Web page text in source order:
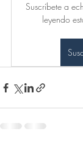
Suscríbete a
leyendo